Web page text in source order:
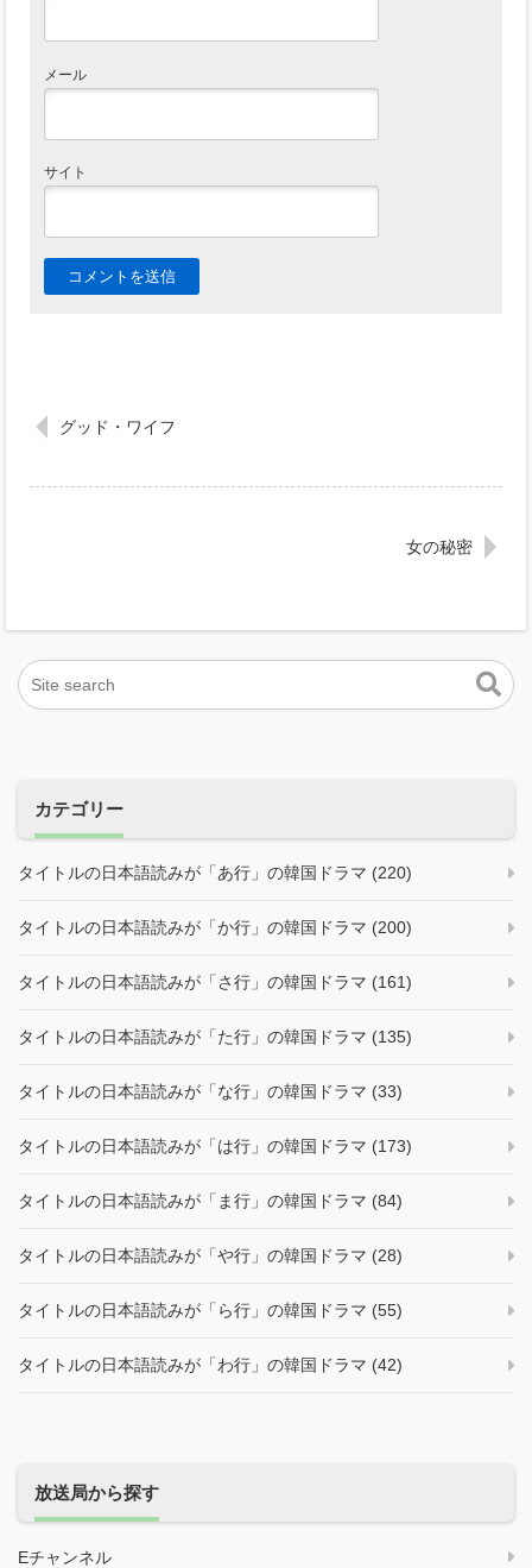
メール
サイト
グッド・ワイフ
女の秘密
カテゴリー
タイトルの日本語読みが「あ行」の韓国ドラマ (220)
タイトルの日本語読みが「か行」の韓国ドラマ (200)
タイトルの日本語読みが「さ行」の韓国ドラマ (161)
タイトルの日本語読みが「た行」の韓国ドラマ (135)
タイトルの日本語読みが「な行」の韓国ドラマ (33)
タイトルの日本語読みが「は行」の韓国ドラマ (173)
タイトルの日本語読みが「ま行」の韓国ドラマ (84)
タイトルの日本語読みが「や行」の韓国ドラマ (28)
タイトルの日本語読みが「ら行」の韓国ドラマ (55)
タイトルの日本語読みが「わ行」の韓国ドラマ (42)
放送局から探す
Eチャンネル